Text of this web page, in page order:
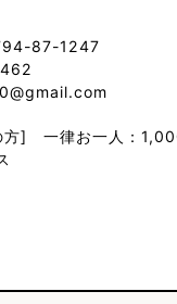
87-1247
方] 一律お一人：